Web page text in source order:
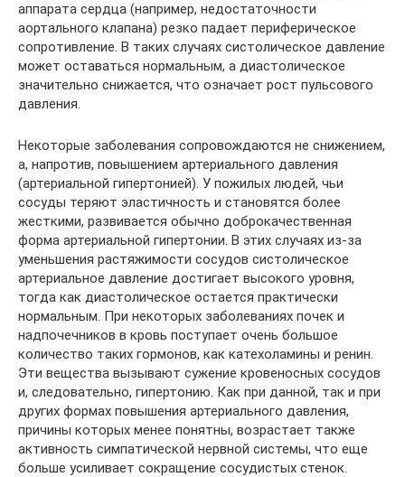
аппарата сердца (например, недостаточности
аортального клапана) резко падает периферическое
сопротивление. В таких случаях систолическое давление
может оставаться нормальным, а диастолическое
значительно снижается, что означает рост пульсового
давления.
Некоторые заболевания сопровождаются не снижением,
а, напротив, повышением артериального давления
(артериальной гипертонией). У пожилых людей, чьи
сосуды теряют эластичность и становятся более
жесткими, развивается обычно доброкачественная
форма артериальной гипертонии. В этих случаях из-за
уменьшения растяжимости сосудов систолическое
артериальное давление достигает высокого уровня,
тогда как диастолическое остается практически
нормальным. При некоторых заболеваниях почек и
надпочечников в кровь поступает очень большое
количество таких гормонов, как катехоламины и ренин.
Эти вещества вызывают сужение кровеносных сосудов
и, следовательно, гипертонию. Как при данной, так и при
других формах повышения артериального давления,
причины которых менее понятны, возрастает также
активность симпатической нервной системы, что еще
больше усиливает сокращение сосудистых стенок.